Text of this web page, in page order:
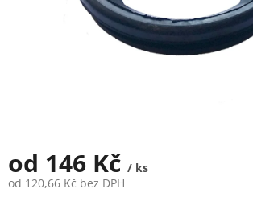
od 146 Kč / ks
od 120,66 Kč bez DPH